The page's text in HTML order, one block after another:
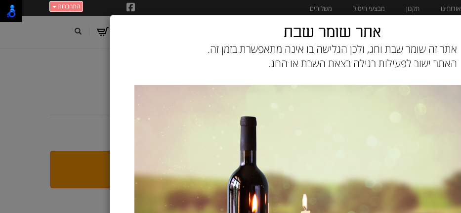
התחברות אודותינו תקנון מבצעי חיסול משלוחים
מוצרים לחתול מבצעי חיסול
מיטת פרצוף אפור
7F7YEG5UQ3
אזל המלאי
הודיעו לי כשחוזר למלאי
תיאור:
אתר שומר שבת
אתר זה שומר שבת וחג, ולכן הגלישה בו אינה מתאפשרת בזמן זה.
האתר ישוב לפעילות רגילה בצאת השבת או החג.